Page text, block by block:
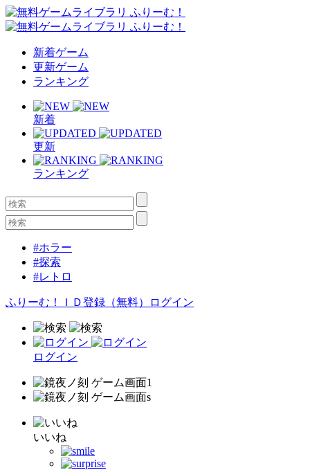
新着ゲーム
更新ゲーム
ランキング
新着
更新
ランキング
#ホラー
#探索
#レトロ
ふりーむ！ＩＤ登録（無料） ログイン
ログイン
いいね